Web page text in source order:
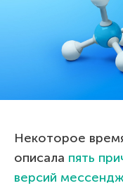
Некоторое
описала пять
версий